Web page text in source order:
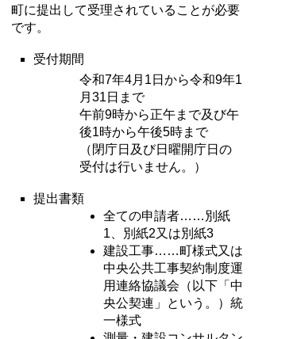
町に提出して受理されていることが必要
です。
受付期間
令和7年4月1日から令和9年1
月31日まで
午前9時から正午まで及び午
後1時から午後5時まで
（閉庁日及び日曜開庁日の
受付は行いません。）
提出書類
全ての申請者……別紙
1、別紙2又は別紙3
建設工事……町様式又は
中央公共工事契約制度運
用連絡協議会（以下「中
央公契連」という。）統
一様式